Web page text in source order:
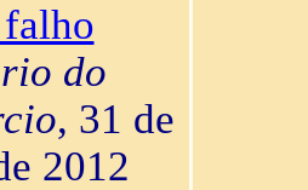
do
, 31 de
2012